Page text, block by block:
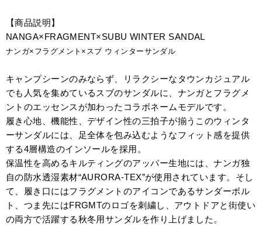
【商品説明】
NANGA×FRAGMENT×SUBU WINTER SANDAL
ナンガ×フラグメント×スブ ウィンターサンダル
キャンプシーンのみならず、リラクシーなタウンカジュアル
でも人気を集めているスブのサンダルに、ナンガとフラグメ
ントのエッセンスが加わったコラボネームモデルです。
履き心地、機能性、デザイン性の三拍子が揃うこのウィンタ
ーサンダルには、足全体を包み込むようなフィット感を提供
する4層構造のインソールを採用。
保温性を高めるキルティングのアッパー生地には、ナンガ独
自の防水透湿素材“AURORA-TEX”が使用されています。そし
て、履き口にはフラグメントのアイコンであるサンダーボル
ト、つま先にはFRGMTのロゴを刺繍し、アウトドアと街使い
の両方で活躍する秋冬用サンダルを作り上げました。